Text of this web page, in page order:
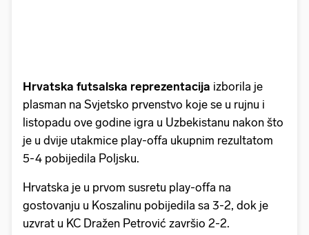
Hrvatska futsalska reprezentacija izborila je
plasman na Svjetsko prvenstvo koje se u rujnu i
listopadu ove godine igra u Uzbekistanu nakon što
je u dvije utakmice play-offa ukupnim rezultatom
5-4 pobijedila Poljsku.
Hrvatska je u prvom susretu play-offa na
gostovanju u Koszalinu pobijedila sa 3-2, dok je
uzvrat u KC Dražen Petrović završio 2-2.